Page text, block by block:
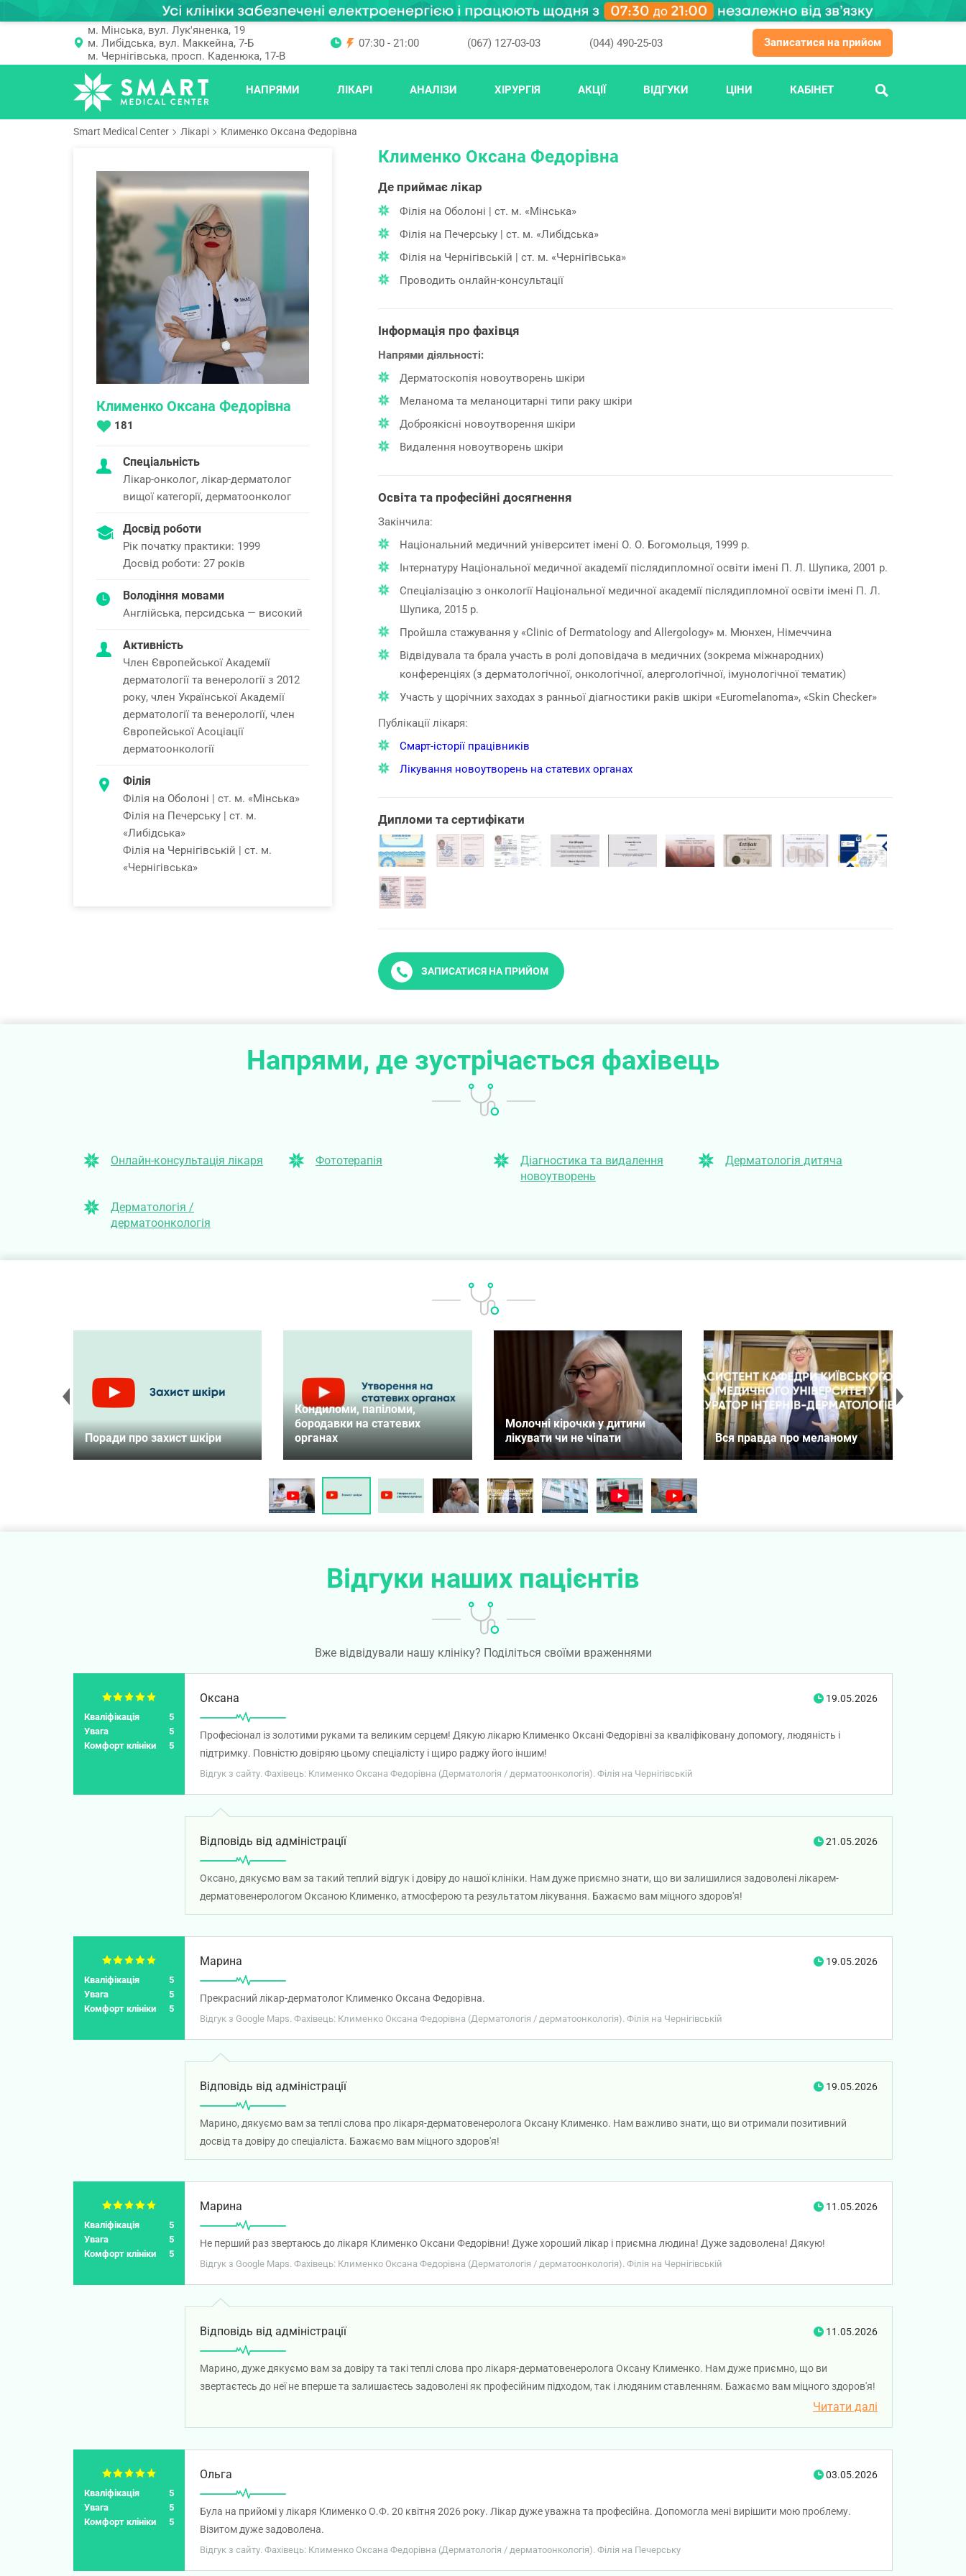
ПОШУК
м. Мінська, вул. Лук'яненка, 19
м. Либідська, вул. Маккейна, 7-Б
м. Чернігівська, просп. Каденюка, 17-В
07:30 - 21:00 (067) 127-03-03 (044) 490-25-03 Записатися на прийом
НАПРЯМИ ЛІКАРІ АНАЛІЗИ ХІРУРГІЯ АКЦІЇ ВІДГУКИ ЦІНИ КАБІНЕТ
Smart Medical Center Лікарі Клименко Оксана Федорівна
Клименко Оксана Федорівна
181
Спеціальність
Лікар-онколог, лікар-дерматолог
вищої категорії, дерматоонколог
Досвід роботи
Рік початку практики: 1999
Досвід роботи: 27 років
Володіння мовами
Англійська, персидська — високий
Активність
Член Європейської Академії
дерматології та венерології з 2012
року, член Української Академії
дерматології та венерології, член
Європейської Асоціації
дерматоонкології
Філія
Філія на Оболоні | ст. м. «Мінська»
Філія на Печерську | ст. м.
«Либідська»
Філія на Чернігівській | ст. м.
«Чернігівська»
Клименко Оксана Федорівна
Де приймає лікар
Філія на Оболоні | ст. м. «Мінська»
Філія на Печерську | ст. м. «Либідська»
Філія на Чернігівській | ст. м. «Чернігівська»
Проводить онлайн-консультації
Інформація про фахівця
Напрями діяльності:
Дерматоскопія новоутворень шкіри
Меланома та меланоцитарні типи раку шкіри
Доброякісні новоутворення шкіри
Видалення новоутворень шкіри
Освіта та професійні досягнення
Закінчила:
Національний медичний університет імені О. О. Богомольця, 1999 р.
Інтернатуру Національної медичної академії післядипломної освіти імені П. Л. Шупика, 2001 р.
Спеціалізацію з онкології Національної медичної академії післядипломної освіти імені П. Л.
Шупика, 2015 р.
Пройшла стажування у «Clinic of Dermatology and Allergology» м. Мюнхен, Німеччина
Відвідувала та брала участь в ролі доповідача в медичних (зокрема міжнародних)
конференціях (з дерматологічної, онкологічної, алергологічної, імунологічної тематик)
Участь у щорічних заходах з ранньої діагностики раків шкіри «Euromelanoma», «Skin Checker»
Публікації лікаря:
Смарт-історії працівників
Лікування новоутворень на статевих органах
Дипломи та сертифікати
ЗАПИСАТИСЯ НА ПРИЙОМ
Напрями, де зустрічається фахівець
Онлайн-консультація лікаря Фототерапія
Діагностика та видалення
новоутворень
Дерматологія дитяча
Дерматологія /
дерматоонкологія
Поради про захист шкіри
Кондиломи, папіломи,
бородавки на статевих
органах
Молочні кірочки у дитини
лікувати чи не чіпати
Вся правда про меланому
Відгуки наших пацієнтів
Вже відвідували нашу клініку? Поділіться своїми враженнями
Кваліфікація
5
Увага
5
Комфорт клініки
5
Оксана 19.05.2026
Професіонал із золотими руками та великим серцем! Дякую лікарю Клименко Оксані Федорівні за кваліфіковану допомогу, людяність і
підтримку. Повністю довіряю цьому спеціалісту і щиро раджу його іншим!
Відгук з сайту. Фахівець: Клименко Оксана Федорівна (Дерматологія / дерматоонкологія). Філія на Чернігівській
Відповідь від адміністрації 21.05.2026
Оксано, дякуємо вам за такий теплий відгук і довіру до нашої клініки. Нам дуже приємно знати, що ви залишилися задоволені лікарем-
дерматовенерологом Оксаною Клименко, атмосферою та результатом лікування. Бажаємо вам міцного здоров'я!
Кваліфікація
5
Увага
5
Комфорт клініки
5
Марина 19.05.2026
Прекрасний лікар-дерматолог Клименко Оксана Федорівна.
Відгук з Google Maps. Фахівець: Клименко Оксана Федорівна (Дерматологія / дерматоонкологія). Філія на Чернігівській
Відповідь від адміністрації 19.05.2026
Марино, дякуємо вам за теплі слова про лікаря-дерматовенеролога Оксану Клименко. Нам важливо знати, що ви отримали позитивний
досвід та довіру до спеціаліста. Бажаємо вам міцного здоров'я!
Кваліфікація
5
Увага
5
Комфорт клініки
5
Марина 11.05.2026
Не перший раз звертаюсь до лікаря Клименко Оксани Федорівни! Дуже хороший лікар і приємна людина! Дуже задоволена! Дякую!
Відгук з Google Maps. Фахівець: Клименко Оксана Федорівна (Дерматологія / дерматоонкологія). Філія на Чернігівській
Відповідь від адміністрації 11.05.2026
Марино, дуже дякуємо вам за довіру та такі теплі слова про лікаря-дерматовенеролога Оксану Клименко. Нам дуже приємно, що ви
звертаєтесь до неї не вперше та залишаєтесь задоволені як професійним підходом, так і людяним ставленням. Бажаємо вам міцного здоров'я!
Читати далі
Кваліфікація
5
Увага
5
Комфорт клініки
5
Ольга 03.05.2026
Була на прийомі у лікаря Клименко О.Ф. 20 квітня 2026 року. Лікар дуже уважна та професійна. Допомогла мені вирішити мою проблему.
Візитом дуже задоволена.
Відгук з сайту. Фахівець: Клименко Оксана Федорівна (Дерматологія / дерматоонкологія). Філія на Печерську